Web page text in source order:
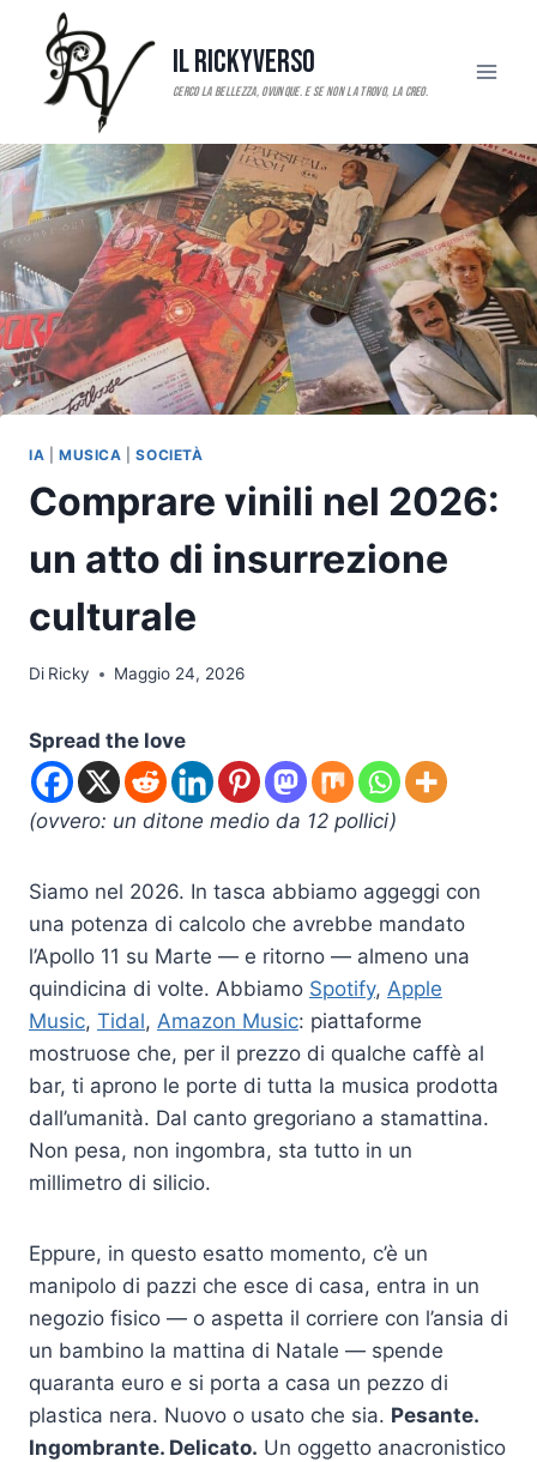
contenuto
Il RickyVerso
IA MUSICA |SOCIETÀ
Comprare vinili nel 2026:
un atto di insurrezione
culturale
Di Ricky Maggio 24, 2026
Spread the love
(ovvero: un ditone medio da 12 pollici)
Siamo nel 2026. In tasca abbiamo aggeggi con
una potenza di calcolo che avrebbe mandato
l’Apollo 11 su Marte — e ritorno — almeno una
quindicina di volte. Abbiamo Spotify, Apple
Music, Tidal, Amazon Music: piattaforme
mostruose che, per il prezzo di qualche caffè al
bar, ti aprono le porte di tutta la musica prodotta
dall’umanità. Dal canto gregoriano a stamattina.
Non pesa, non ingombra, sta tutto in un
millimetro di silicio.
Eppure, in questo esatto momento, c’è un
manipolo di pazzi che esce di casa, entra in un
negozio fisico — o aspetta il corriere con l’ansia di
un bambino la mattina di Natale — spende
quaranta euro e si porta a casa un pezzo di
plastica nera. Nuovo o usato che sia. Pesante.
Ingombrante. Delicato. Un oggetto anacronistico